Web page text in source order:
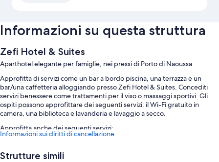
Informazioni su questa struttura
Zefi Hotel & Suites
Aparthotel elegante per famiglie, nei pressi di Porto di Naoussa
Approfitta di servizi come un bar a bordo piscina, una terrazza e un
bar/una caffetteria alloggiando presso Zefi Hotel & Suites. Concediti
servizi benessere come trattamenti per il viso o massaggi sportivi. Gli
ospiti possono approfittare dei seguenti servizi: il Wi-Fi gratuito in
camera, una biblioteca e lavanderia e lavaggio a secco.
Approfitta anche dei seguenti servizi:
ombrelloni da piscina
Informazioni sui diritti di cancellazione
Strutture simili